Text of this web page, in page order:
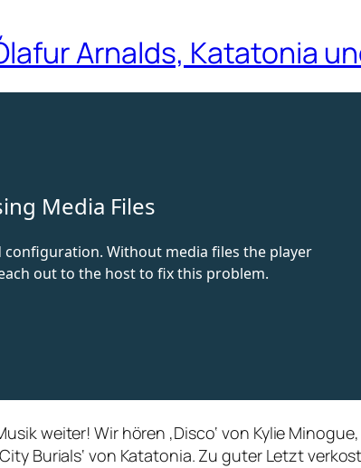
Arnalds, Katatonia
weiter! Wir hören ‚Disco‘ von Kylie Minogue,
Burials‘ von Katatonia. Zu guter Letzt